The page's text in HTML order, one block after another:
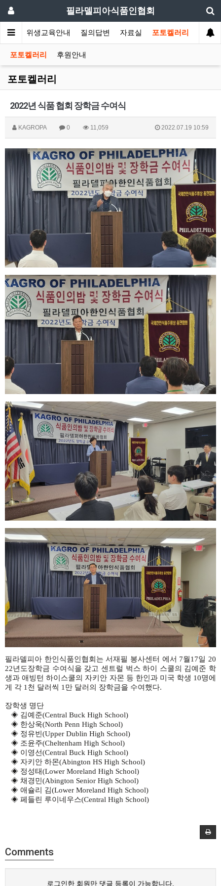
필라델피아식품인협회
식 위생교육안내 질의답변 자료실 포토켈러리
포토켈러리 후원안내
포토켈러리
2022년 식품 협회 장학금 수여식
KAGROPA 0 11,059 2022.07.19 10:59
필라델피아 한인식품인협회는 서재필 봉사센터 에서 7월17일 20
22년도장학금 수여식을 갖고 센트럴 벅스 하이 스쿨의 김예준 학
생과 애빙턴 하이스쿨의 자키안 자몬 등 한인과 미국 학생 10명에
게
각 1천 달러씩 1만 달러의 장학금을 수여했다.
장학생 명단
◈ 김예준(Central Buck High School)
◈ 한상욱(North Penn High School)
◈ 정유빈(Upper Dublin High School)
◈ 조윤주(Cheltenham High School)
◈ 이영선(Central Buck High School)
◈ 자키안 하몬(Abington HS High School)
◈ 정성태(Lower Moreland High School)
◈ 채경민(Abington Senior High School)
◈ 애슐리 김(Lower Moreland High School)
◈ 페들린 루이네우스(Central High School)
Comments
로그인한 회원만 댓글 등록이 가능합니다.